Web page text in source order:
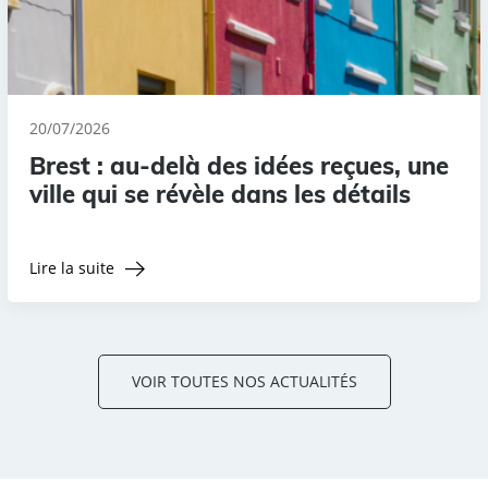
20/07/2026
Brest : au-delà des idées reçues, une
ville qui se révèle dans les détails
Lire la suite
VOIR TOUTES NOS ACTUALITÉS